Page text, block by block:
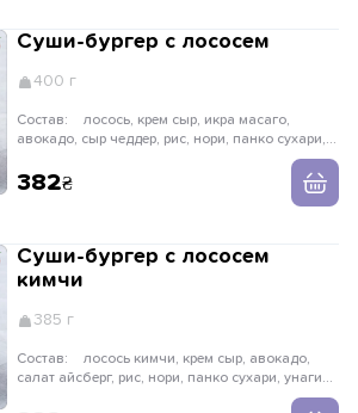
Суши-бургер с лососем
400 г
Состав:
авокадо, сыр чеддер, рис, нори, панко сухари,
382
Суши-бургер с лососем
кимчи
385 г
Состав:
салат айсберг, рис, нори, панко сухари, унаги